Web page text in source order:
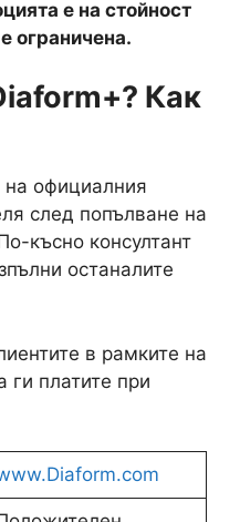
е на стойност
ограничена.
Как
на официалния
след попълване на
късно консултант
останалите
в рамките на
платите при